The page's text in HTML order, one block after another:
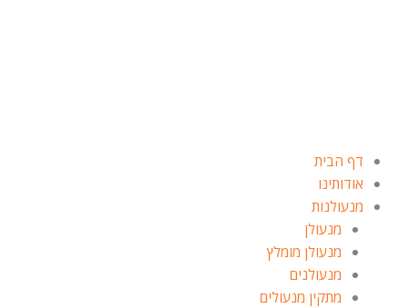
דף הבית
אודותינו
מנעולנות
מנעולן
מנעולן מומלץ
מנעולנים
מתקין מנעולים